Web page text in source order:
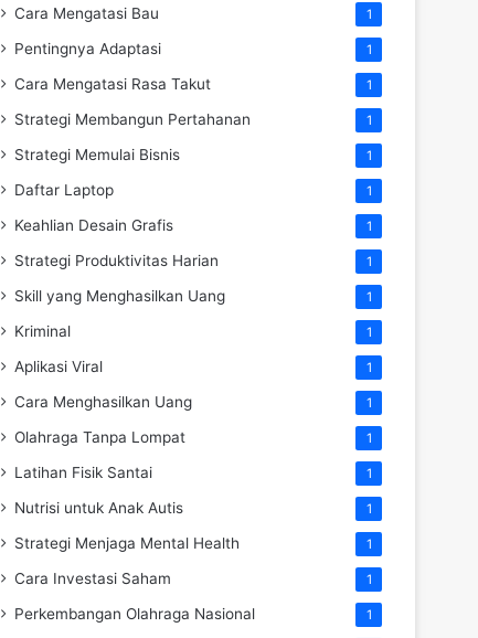
Cara Mengatasi Bau 1
Pentingnya Adaptasi 1
Cara Mengatasi Rasa Takut 1
Strategi Membangun Pertahanan 1
Strategi Memulai Bisnis 1
Daftar Laptop 1
Keahlian Desain Grafis 1
Strategi Produktivitas Harian 1
Skill yang Menghasilkan Uang 1
Kriminal 1
Aplikasi Viral 1
Cara Menghasilkan Uang 1
Olahraga Tanpa Lompat 1
Latihan Fisik Santai 1
Nutrisi untuk Anak Autis 1
Strategi Menjaga Mental Health 1
Cara Investasi Saham 1
Perkembangan Olahraga Nasional 1